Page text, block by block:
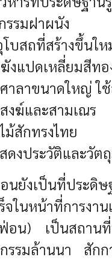
รมฝาผนัง
โบสถที่สร้างขึ้นใ
ฆังแปดเหลี่ยมสีท
าลาขนาดใหญ่ ใ
งฆ์และสามเณร
ม้สักทรงไทย
ดงประวัติและวัต
ยังเป็นที่ประดิษ
ในหน้าที่การงา
น) เป็นสถานที่
รรมล้านนา สัก